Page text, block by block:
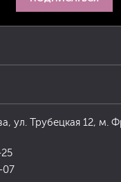
ул. Трубецкая 12, м.
07